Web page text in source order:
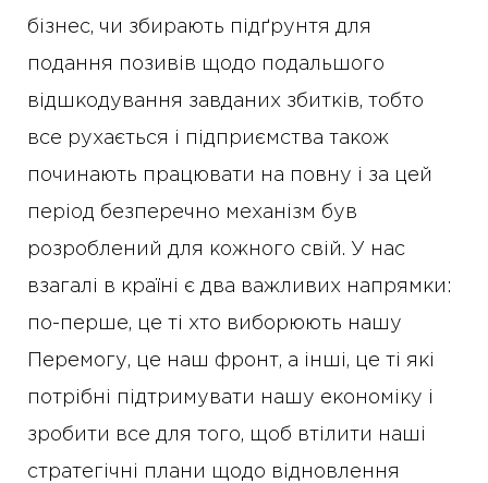
бізнес, чи збирають підґрунтя для
подання позивів щодо подальшого
відшкодування завданих збитків, тобто
все рухається і підприємства також
починають працювати на повну і за цей
період безперечно механізм був
розроблений для кожного свій. У нас
взагалі в країні є два важливих напрямки:
по-перше, це ті хто виборюють нашу
Перемогу, це наш фронт, а інші, це ті які
потрібні підтримувати нашу економіку і
зробити все для того, щоб втілити наші
стратегічні плани щодо відновлення